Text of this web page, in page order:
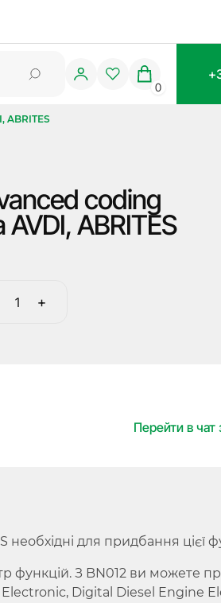
0
ABRITES
coding
ABRITES
Спеціальна
+
Перейти в
для придбання цієї
функцій. З BN012 ви можете
Digital Diesel Engine